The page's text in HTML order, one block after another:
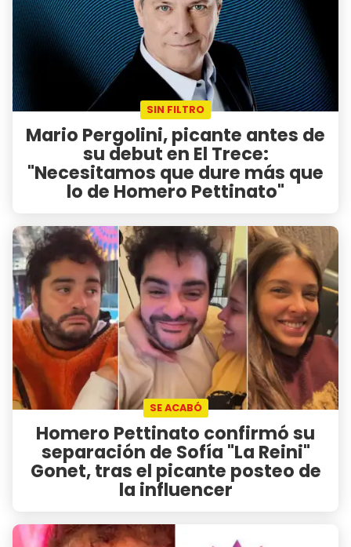
SIN FILTRO
Mario Pergolini, picante antes de
su debut en El Trece:
"Necesitamos que dure más que
lo de Homero Pettinato"
SE ACABÓ
Homero Pettinato confirmó su
separación de Sofía "La Reini"
Gonet, tras el picante posteo de
la influencer